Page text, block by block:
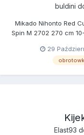
buldini
Mikado Nihonto Red
Spin M 2702 270 cm
podpowiedzieć
woblerami i
29
Elast93